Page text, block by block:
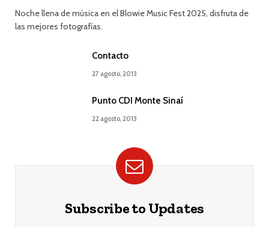
Noche llena de música en el Blowie Music Fest 2025, disfruta de
las mejores fotografías.
Contacto
27 agosto, 2013
Punto CDI Monte Sinaí
22 agosto, 2013
Subscribe to Updates